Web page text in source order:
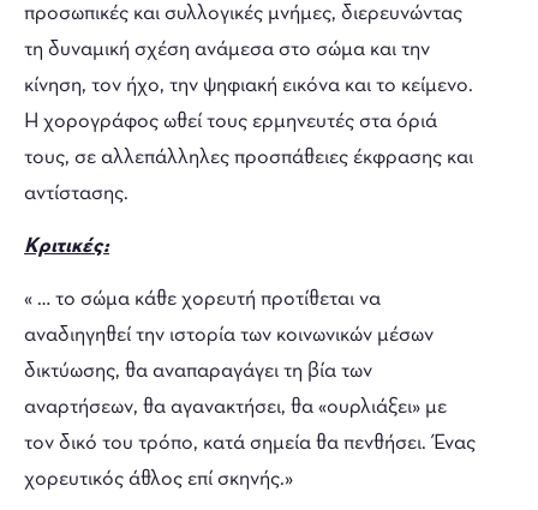
προσωπικές και συλλογικές μνήμες, διερευνώντας
τη δυναμική σχέση ανάμεσα στο σώμα και την
κίνηση, τον ήχο, την ψηφιακή εικόνα και το κείμενο.
Η χορογράφος ωθεί τους ερμηνευτές στα όριά
τους, σε αλλεπάλληλες προσπάθειες έκφρασης και
αντίστασης.
Κριτικές:
« … το σώμα κάθε χορευτή προτίθεται να
αναδιηγηθεί την ιστορία των κοινωνικών μέσων
δικτύωσης, θα αναπαραγάγει τη βία των
αναρτήσεων, θα αγανακτήσει, θα «ουρλιάξει» με
τον δικό του τρόπο, κατά σημεία θα πενθήσει. Ένας
χορευτικός άθλος επί σκηνής.»